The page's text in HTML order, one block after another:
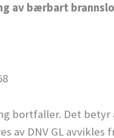
av bærbart
bortfaller. Det betyr
DNV GL avvikles